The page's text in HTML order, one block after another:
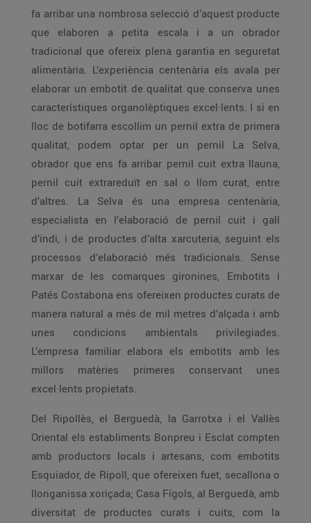
fa arribar una nombrosa selecció d’aquest producte
que elaboren a petita escala i a un obrador
tradicional que ofereix plena garantia en seguretat
alimentària. L’experiència centenària els avala per
elaborar un embotit de qualitat que conserva unes
característiques organolèptiques excel·lents. I si en
lloc de botifarra escollim un pernil extra de primera
qualitat, podem optar per un pernil La Selva,
obrador que ens fa arribar pernil cuit extra llauna,
pernil cuit extrareduït en sal o llom curat, entre
d’altres. La Selva és una empresa centenària,
especialista en l’elaboració de pernil cuit i gall
d’indi, i de productes d’alta xarcuteria, seguint els
processos d’elaboració més tradicionals. Sense
marxar de les comarques gironines, Embotits i
Patés Costabona ens ofereixen productes curats de
manera natural a més de mil metres d’alçada i amb
unes condicions ambientals privilegiades.
L’empresa familiar elabora els embotits amb les
millors matèries primeres conservant unes
excel·lents propietats.
Del Ripollès, el Berguedà, la Garrotxa i el Vallès
Oriental els establiments Bonpreu i Esclat compten
amb productors locals i artesans, com embotits
Esquiador, de Ripoll, que ofereixen fuet, secallona o
llonganissa xoriçada; Casa Fígols, al Berguedà, amb
diversitat de productes curats i cuits, com la